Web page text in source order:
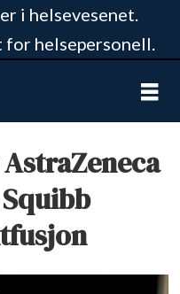
i helsevesenet.
for helsepersonell.